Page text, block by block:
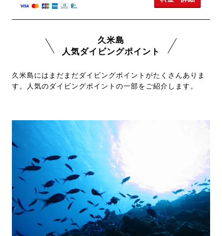
久米島
人気ダイビングポイント
久米島にはまだまだダイビングポイントがたくさんありま
す。人気のダイビングポイントの一部をご紹介します。